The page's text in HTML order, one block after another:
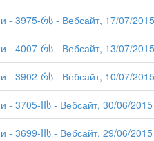
- 3975-რს - Вебсайт, 17/07/2015
- 4007-რს - Вебсайт, 13/07/2015
- 3902-რს - Вебсайт, 10/07/2015
- 3705-IIს - Вебсайт, 30/06/2015
- 3699-IIს - Вебсайт, 29/06/2015